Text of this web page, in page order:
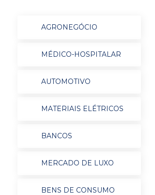
AGRONEGÓCIO
MÉDICO-HOSPITALAR
AUTOMOTIVO
MATERIAIS ELÉTRICOS
BANCOS
MERCADO DE LUXO
BENS DE CONSUMO